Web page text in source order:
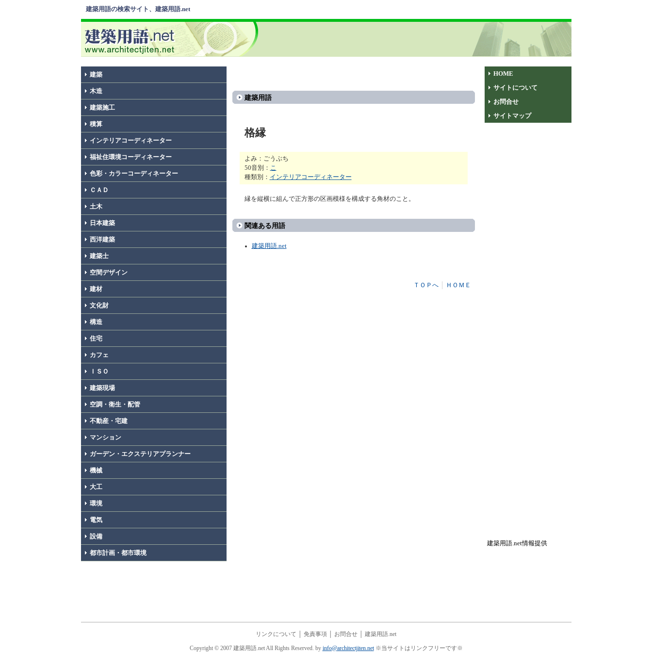
建築用語の検索サイト、建築用語.net
建築
木造
建築施工
積算
インテリアコーディネーター
福祉住環境コーディネーター
色彩・カラーコーディネーター
ＣＡＤ
土木
日本建築
西洋建築
建築士
空間デザイン
建材
文化財
構造
住宅
カフェ
ＩＳＯ
建築現場
空調・衛生・配管
不動産・宅建
マンション
ガーデン・エクステリアプランナー
機械
大工
環境
電気
設備
都市計画・都市環境
建築用語
格縁
よみ：ごうぶち
50音別： こ
種類別： インテリアコーディネーター
縁を縦横に組んで正方形の区画模様を構成する角材のこと。
関連ある用語
建築用語.net
ＴＯＰへ│ ＨＯＭＥ
HOME
サイトについて
お問合せ
サイトマップ
建築用語.net情報提供
リンクについて 免責事項 お問合せ 建築用語.net
Copyright © 2007 建築用語.net All Rights Reserved. by info@architectjiten.net※当サイトはリンクフリーです※